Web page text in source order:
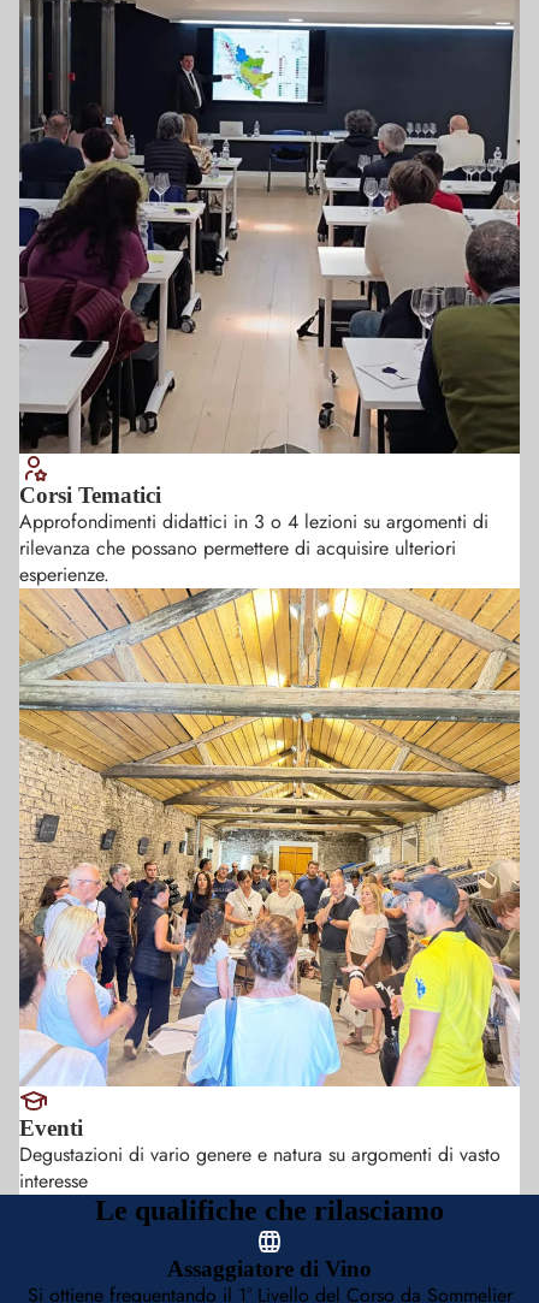
Corsi Tematici
Approfondimenti didattici in 3 o 4 lezioni su argomenti di
rilevanza che possano permettere di acquisire ulteriori
esperienze.
Eventi
Degustazioni di vario genere e natura su argomenti di vasto
interesse
Le qualifiche che rilasciamo
Assaggiatore di Vino
Si ottiene frequentando il 1° Livello del Corso da Sommelier